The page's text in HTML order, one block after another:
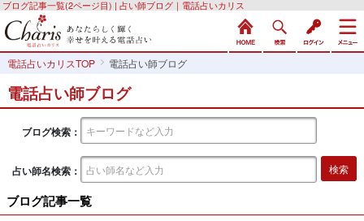
ブログ記事一覧(2ページ目) | 占い師ブログ｜電話占いカリス
電話占いカリスTOP 電話占い師ブログ
電話占い師ブログ
ブログ検索：
占い師名検索：
ブログ記事一覧